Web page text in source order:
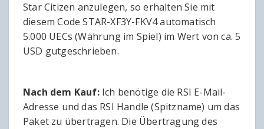
Star Citizen anzulegen, so erhalten Sie mit
diesem Code STAR-XF3Y-FKV4 automatisch
5.000 UECs (Währung im Spiel) im Wert von ca. 5
USD gutgeschrieben.
Nach dem Kauf:Ich benötige die RSI E-Mail-
Adresse und das RSI Handle (Spitzname) um das
Paket zu übertragen. Die Übertragung des